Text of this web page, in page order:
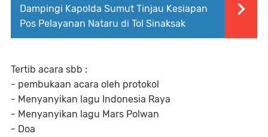
Dampingi Kapolda Sumut Tinjau Kesiapan
Pos Pelayanan Nataru di Tol Sinaksak
Tertib acara sbb :
- pembukaan acara oleh protokol
- Menyanyikan lagu Indonesia Raya
- Menyanyikan lagu Mars Polwan
- Doa